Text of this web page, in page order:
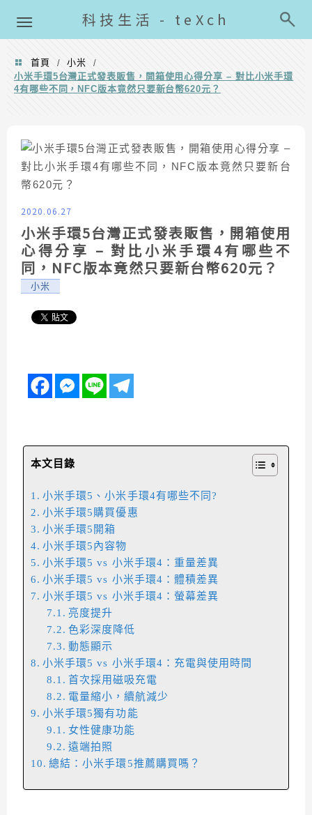
科技生活 - teXch
首頁 / 小米
/
小米手環5台灣正式發表販售，開箱使用心得分享 – 對比小米手環
4有哪些不同，NFC版本竟然只要新台幣620元？
2020.06.27
小米手環5台灣正式發表販售，開箱使用
心得分享 – 對比小米手環4有哪些不
同，NFC版本竟然只要新台幣620元？
小米
本文目錄
小米手環5、小米手環4有哪些不同?
小米手環5購買優惠
小米手環5開箱
小米手環5內容物
小米手環5 vs 小米手環4：重量差異
小米手環5 vs 小米手環4：體積差異
小米手環5 vs 小米手環4：螢幕差異
亮度提升
色彩深度降低
動態顯示
小米手環5 vs 小米手環4：充電與使用時間
首次採用磁吸充電
電量縮小，續航減少
小米手環5獨有功能
女性健康功能
遠端拍照
總結：小米手環5推薦購買嗎？